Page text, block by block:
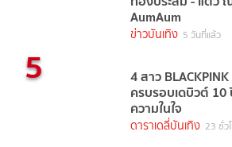
AumAum
ข่าวบันเทิง 5 วันที่แล้ว
5 4 สาว
ครบรอบเดบิวต์ 10
ความในใจ
ดาราเดลี่บันเทิง 23 ชั่ว